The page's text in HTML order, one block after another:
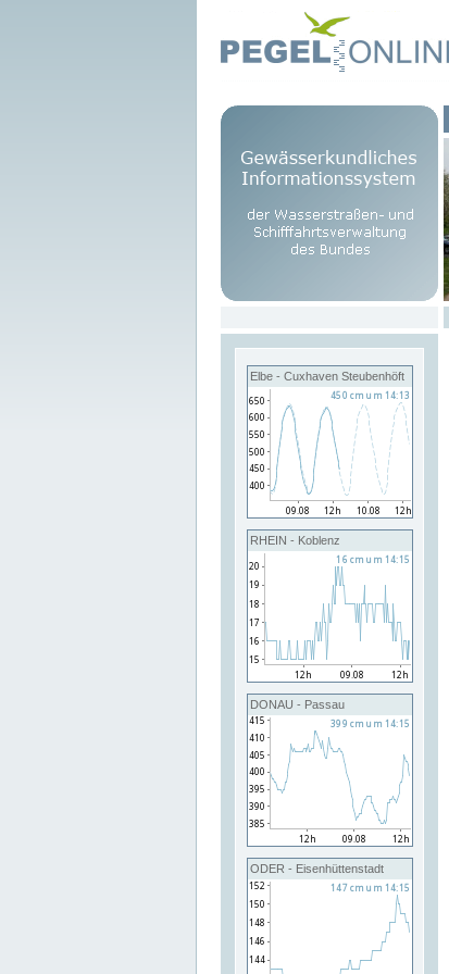
Elbe - Cuxhaven Steubenhöft
RHEIN - Koblenz
DONAU - Passau
ODER - Eisenhüttenstadt